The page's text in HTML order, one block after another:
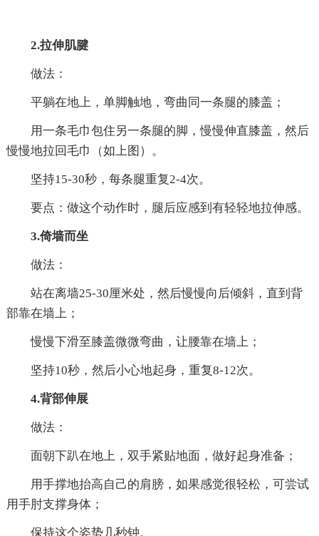
2.拉伸肌腱
做法：
平躺在地上，单脚触地，弯曲同一条腿的膝盖；
用一条毛巾包住另一条腿的脚，慢慢伸直膝盖，然后
慢慢地拉回毛巾（如上图）。
坚持15-30秒，每条腿重复2-4次。
要点：做这个动作时，腿后应感到有轻轻地拉伸感。
3.倚墙而坐
做法：
站在离墙25-30厘米处，然后慢慢向后倾斜，直到背
部靠在墙上；
慢慢下滑至膝盖微微弯曲，让腰靠在墙上；
坚持10秒，然后小心地起身，重复8-12次。
4.背部伸展
做法：
面朝下趴在地上，双手紧贴地面，做好起身准备；
用手撑地抬高自己的肩膀，如果感觉很轻松，可尝试
用手肘支撑身体；
保持这个姿势几秒钟。